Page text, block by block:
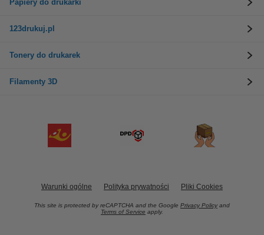
Papiery do drukarki
123drukuj.pl
Tonery do drukarek
Filamenty 3D
Warunki ogólne Polityka prywatności Pliki Cookies
This site is protected by reCAPTCHA and the Google Privacy Policy and
Terms of Service apply.